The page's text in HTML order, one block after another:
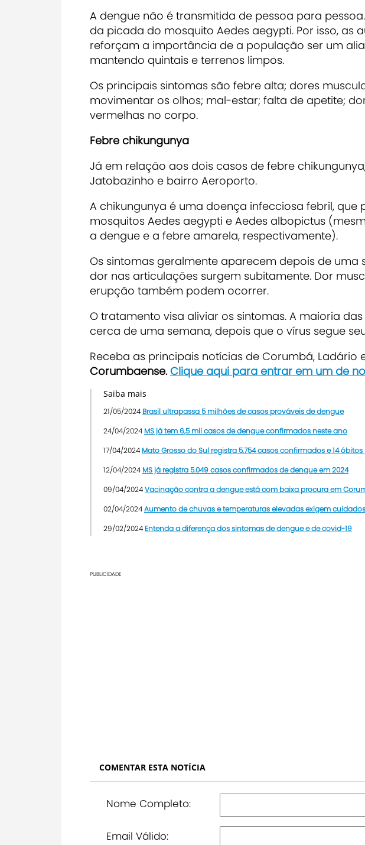
A dengue não é transmitida de pessoa para
da picada do mosquito Aedes aegypti. Por isso, as
reforçam a importância de a população ser um
mantendo quintais e terrenos limpos.
Os principais sintomas são febre alta; dores
movimentar os olhos; mal-estar; falta de apetite;
vermelhas no corpo.
Febre chikungunya
Já em relação aos dois casos de febre
Jatobazinho e bairro Aeroporto.
A chikungunya é uma doença infecciosa febril, que
mosquitos Aedes aegypti e Aedes albopictus
a dengue e a febre amarela, respectivamente).
Os sintomas geralmente aparecem depois de uma
dor nas articulações surgem subitamente. Dor
erupção também podem ocorrer.
O tratamento visa aliviar os sintomas. A maioria
cerca de uma semana, depois que o vírus segue
Receba as principais notícias de Corumbá, Ladário
Corumbaense.Clique aqui para entrar em um de
Saiba mais
21/05/2024 Brasil ultrapassa 5 milhões de casos prováveis de dengue
24/04/2024 MS já tem 6,5 mil casos de dengue confirmados neste ano
17/04/2024 Mato Grosso do Sul registra 5.754 casos confirmados e 14
12/04/2024 MS já registra 5.049 casos confirmados de dengue em 2024
09/04/2024Vacinação contra a dengue está com baixa procura em
02/04/2024Aumento de chuvas e temperaturas elevadas exigem
29/02/2024 Entenda a diferença dos sintomas de dengue e de covid-19
PUBLICIDADE
COMENTAR ESTA NOTÍCIA
Nome Completo:
Email Válido: